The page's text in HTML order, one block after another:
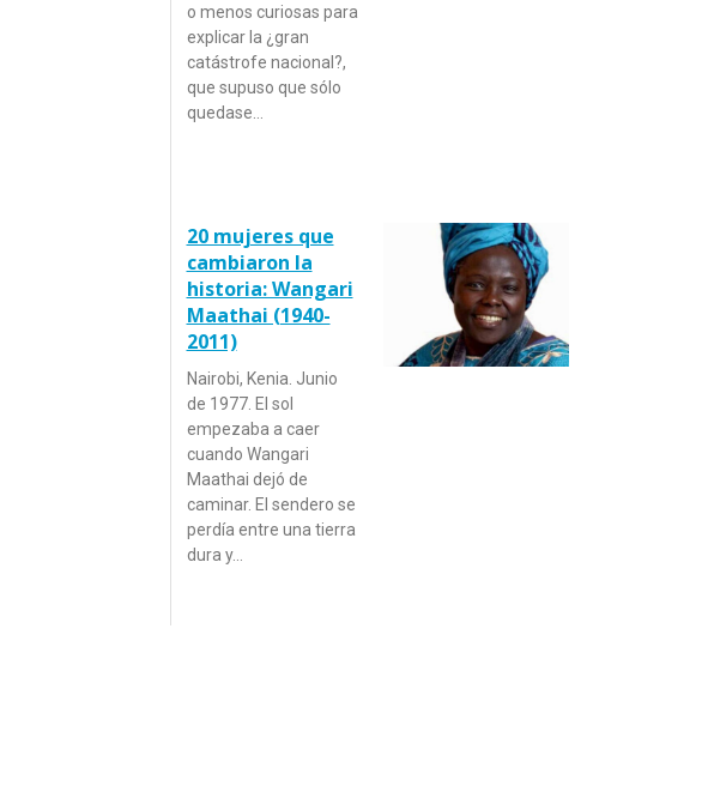
o menos curiosas para
explicar la ¿gran
catástrofe nacional?,
que supuso que sólo
quedase…
20 mujeres que
cambiaron la
historia: Wangari
Maathai (1940-
2011)
Nairobi, Kenia. Junio
de 1977. El sol
empezaba a caer
cuando Wangari
Maathai dejó de
caminar. El sendero se
perdía entre una tierra
dura y…